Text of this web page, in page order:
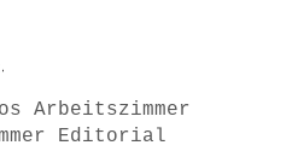
Arbeitszimmer
Editorial